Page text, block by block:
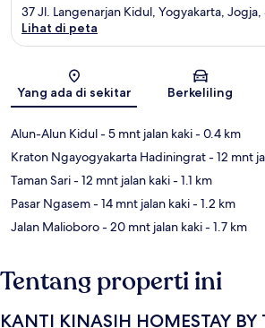
Peta
37 Jl. Langenarjan Kidul, Yogyakarta, Jogja,
Lihat di peta
Yang ada di sekitar Berkeliling
Alun-Alun Kidul- 5 mnt jalan kaki- 0.4 km
Kraton Ngayogyakarta Hadiningrat- 12 mnt
Taman Sari- 12 mnt jalan kaki- 1.1 km
Pasar Ngasem- 14 mnt jalan kaki- 1.2 km
Jalan Malioboro- 20 mnt jalan kaki- 1.7 km
Tentang properti ini
KANTI KINASIH HOMESTAY BY